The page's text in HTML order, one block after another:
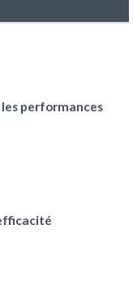
performances